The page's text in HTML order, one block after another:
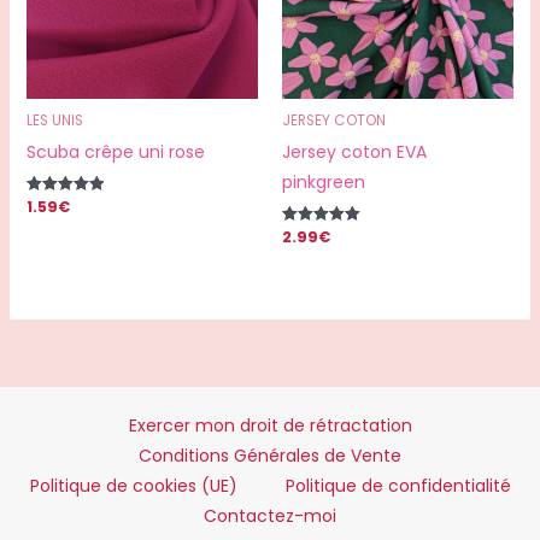
LES UNIS
Scuba crêpe uni rose
Note
1.59€
JERSEY COTON
Jersey coton EVA
pinkgreen
Note
2.99€
Exercer mon droit de rétractation
Conditions Générales de Vente
Politique de cookies (UE)
Politique de confidentialité
Contactez-moi